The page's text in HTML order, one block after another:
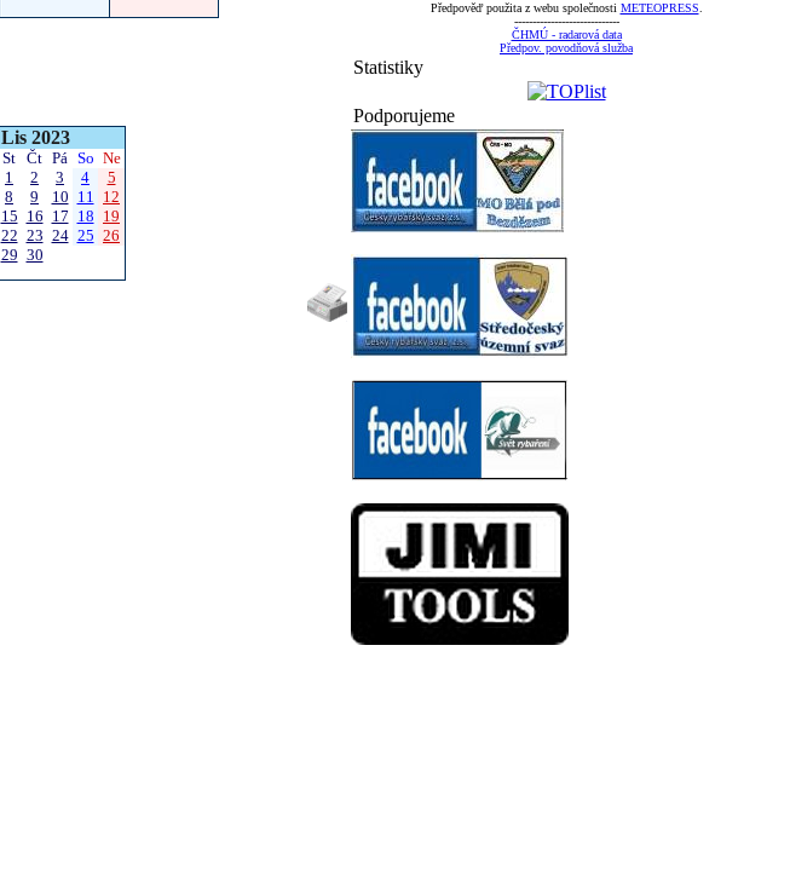
Lis 2023
St Čt Pá So Ne
1
2 3 4
5
8 9 10 11 12
15 16 17 18 19
22 23 24 25 26
29 30
Předpověď použita z webu společnosti METEOPRESS
-----------------------------
ČHMÚ - radarová data
Předpov. povodňová služba
Statistiky
Podporujeme